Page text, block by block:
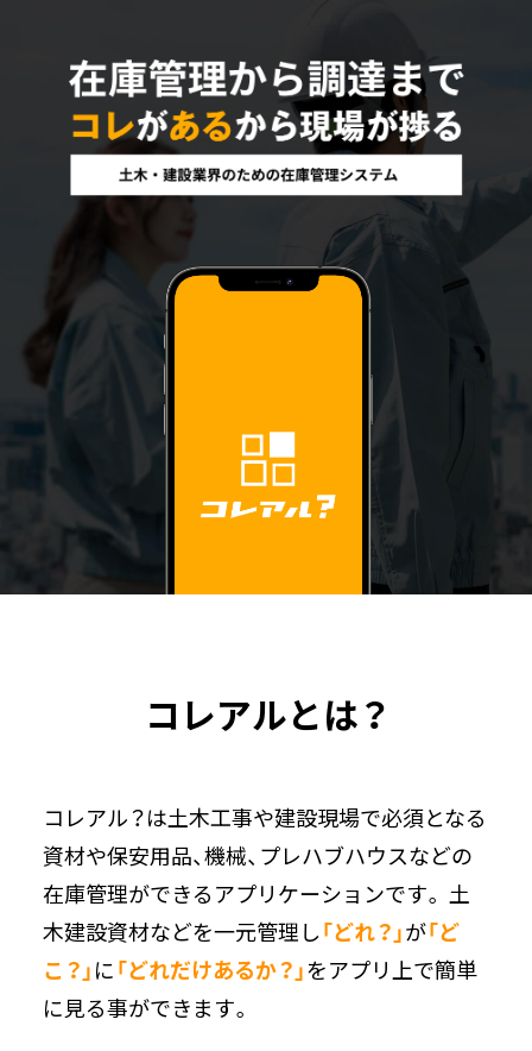
コレアルとは？
コレアル？は土木工事や建設現場で必須となる
資材や保安用品、機械、プレハブハウスなどの
在庫管理ができるアプリケーションです。 土
木建設資材などを一元管理し「どれ？」が「ど
こ？」に「どれだけあるか？」をアプリ上で簡単
に見る事ができます。